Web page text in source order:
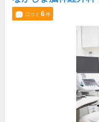
口コミ 6件